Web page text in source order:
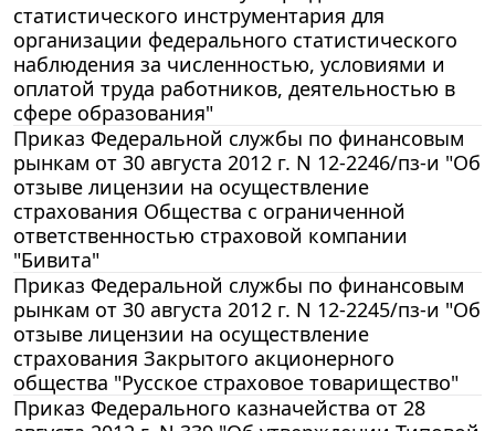
статистического инструментария для
организации федерального статистического
наблюдения за численностью, условиями и
оплатой труда работников, деятельностью в
сфере образования"
Приказ Федеральной службы по финансовым
рынкам от 30 августа 2012 г. N 12-2246/пз-и "Об
отзыве лицензии на осуществление
страхования Общества с ограниченной
ответственностью страховой компании
"Бивита"
Приказ Федеральной службы по финансовым
рынкам от 30 августа 2012 г. N 12-2245/пз-и "Об
отзыве лицензии на осуществление
страхования Закрытого акционерного
общества "Русское страховое товарищество"
Приказ Федерального казначейства от 28